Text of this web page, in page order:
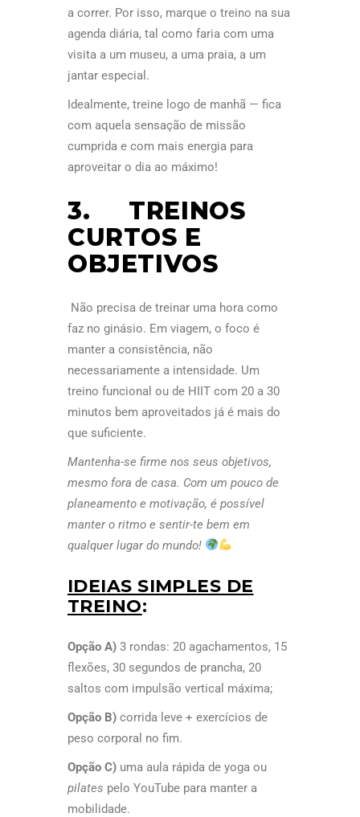
a correr. Por isso, marque o treino na sua
agenda diária, tal como faria com uma
visita a um museu, a uma praia, a um
jantar especial.
Idealmente, treine logo de manhã — fica
com aquela sensação de missão
cumprida e com mais energia para
aproveitar o dia ao máximo!
3. TREINOS
CURTOS E
OBJETIVOS
Não precisa de treinar uma hora como
faz no ginásio. Em viagem, o foco é
manter a consistência, não
necessariamente a intensidade. Um
treino funcional ou de HIIT com 20 a 30
minutos bem aproveitados já é mais do
que suficiente.
Mantenha-se firme nos seus objetivos,
mesmo fora de casa. Com um pouco de
planeamento e motivação, é possível
manter o ritmo e sentir-te bem em
qualquer lugar do mundo!
IDEIAS SIMPLES DE
TREINO:
Opção A) 3 rondas: 20 agachamentos, 15
flexões, 30 segundos de prancha, 20
saltos com impulsão vertical máxima;
Opção B) corrida leve + exercícios de
peso corporal no fim.
Opção C) uma aula rápida de yoga ou
pilates pelo YouTube para manter a
mobilidade.